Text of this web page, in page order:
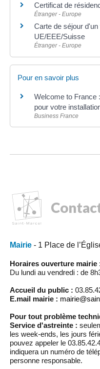
Certificat de
Étranger - Europe
Carte de séjour
UE/EEE/Suisse
Étranger - Europe
Pour en savoir plus
Welcome to France
pour votre
Business France
Mairie - 1 Place de
Horaires ouverture mairie
Du lundi au vendredi : de
Accueil du public :
E.mail mairie :
Pour tout problème
Service d'astreinte :
les week-ends, les jours
pouvez appeler le
indiquera un numéro de
personne responsable.